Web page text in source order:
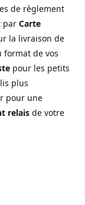
de règlement
par Carte
la livraison de
format de vos
pour les petits
plus
pour une
relais de votre